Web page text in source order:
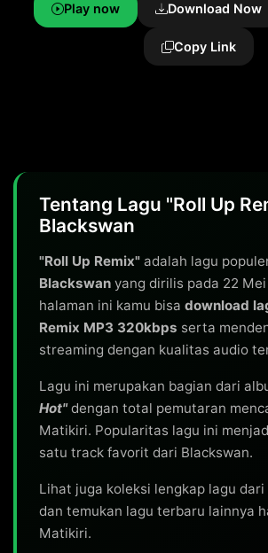
Play now Download Now
Copy Link
Tentang Lagu "Roll Up
Blackswan
"Roll Up Remix" adalah lagu
Blackswan yang dirilis pada 22
halaman ini kamu bisa download
Remix MP3 320kbps serta
streaming dengan kualitas audio
Lagu ini merupakan bagian dari
Hot"dengan total pemutaran
Matikiri. Popularitas lagu ini
satu track favorit dari Blackswan.
Lihat juga koleksi lengkap lagu dari
dan temukan lagu terbaru lainnya
Matikiri.